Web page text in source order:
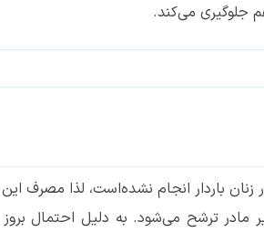
جلوگیری می‌کند.
زنان باردار انجام نشده‌است، لذا
مادر ترشح می‌شود. به دلیل احتمال